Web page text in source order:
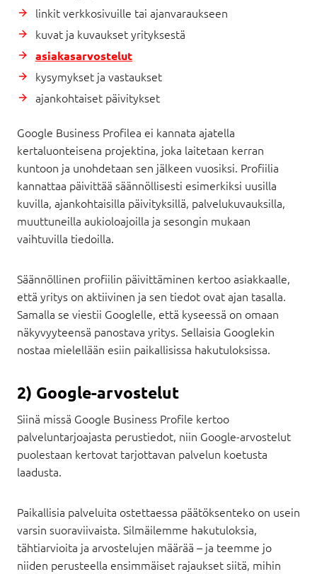
linkit verkkosivuille tai ajanvaraukseen
kuvat ja kuvaukset yrityksestä
asiakasarvostelut
kysymykset ja vastaukset
ajankohtaiset päivitykset
Google Business Profilea ei kannata ajatella
kertaluonteisena projektina, joka laitetaan kerran
kuntoon ja unohdetaan sen jälkeen vuosiksi. Profiilia
kannattaa päivittää säännöllisesti esimerkiksi uusilla
kuvilla, ajankohtaisilla päivityksillä, palvelukuvauksilla,
muuttuneilla aukioloajoilla ja sesongin mukaan
vaihtuvilla tiedoilla.
Säännöllinen profiilin päivittäminen kertoo asiakkaalle,
että yritys on aktiivinen ja sen tiedot ovat ajan tasalla.
Samalla se viestii Googlelle, että kyseessä on omaan
näkyvyyteensä panostava yritys. Sellaisia Googlekin
nostaa mielellään esiin paikallisissa hakutuloksissa.
2) Google-arvostelut
Siinä missä Google Business Profile kertoo
palveluntarjoajasta perustiedot, niin Google-arvostelut
puolestaan kertovat tarjottavan palvelun koetusta
laadusta.
Paikallisia palveluita ostettaessa päätöksenteko on usein
varsin suoraviivaista. Silmäilemme hakutuloksia,
tähtiarvioita ja arvostelujen määrää – ja teemme jo
niiden perusteella ensimmäiset rajaukset siitä, mihin